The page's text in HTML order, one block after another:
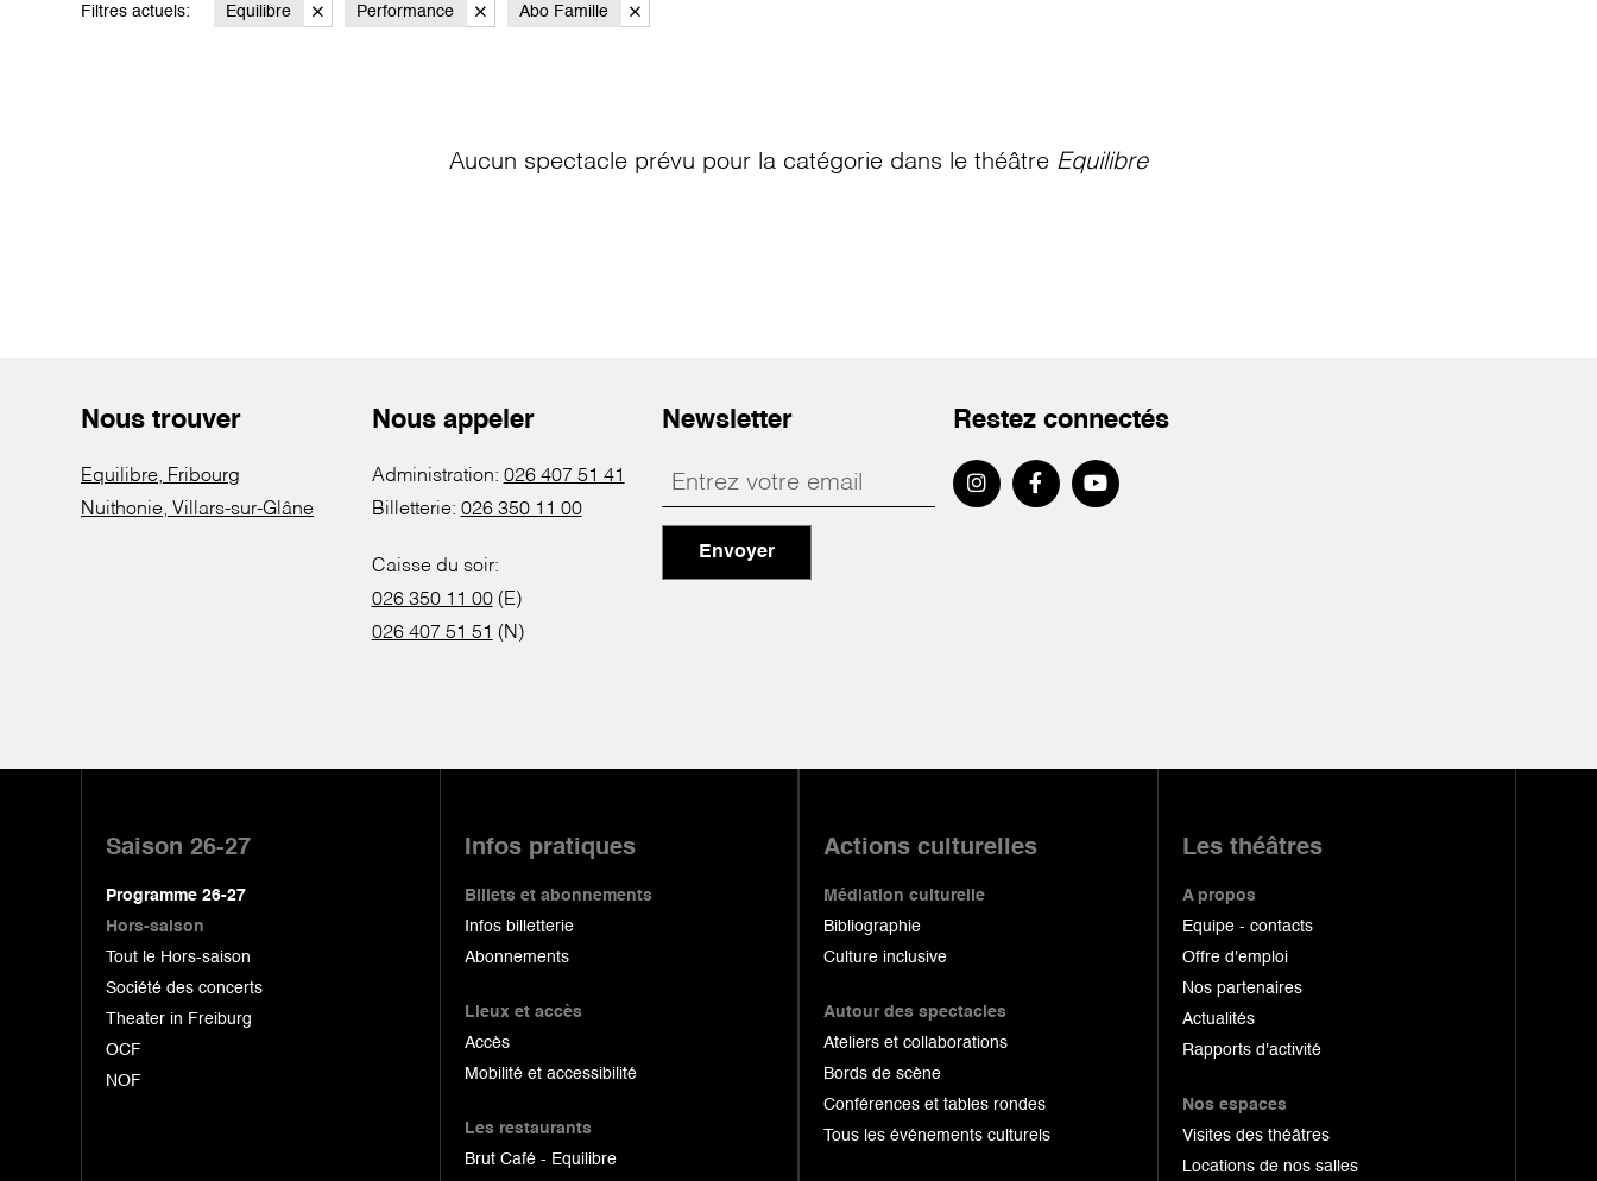
Filtres actuels: Equilibre Performance Abo Famille
Aucun spectacle prévu pour la catégorie dans le théâtre Equilibre
Nous trouver
Equilibre, Fribourg
Nuithonie, Villars-sur-Glâne
Nous appeler
Administration: 026 407 51 41
Billetterie: 026 350 11 00
Caisse du soir:
026 350 11 00(E)
026 407 51 51 (N)
Newsletter
Envoyer
Restez connectés
Saison 26-27
Programme 26-27
Hors-saison
Tout le Hors-saison
Société des concerts
Theater in Freiburg
OCF
NOF
Infos pratiques
Billets et abonnements
Infos billetterie
Abonnements
Lieux et accès
Accès
Mobilité et accessibilité
Les restaurants
Brut Café - Equilibre
Actions culturelles
Médiation culturelle
Bibliographie
Culture inclusive
Autour des spectacles
Ateliers et collaborations
Bords de scène
Conférences et tables rondes
Tous les événements culturels
Les théâtres
A propos
Equipe - contacts
Offre d'emploi
Nos partenaires
Actualités
Rapports d'activité
Nos espaces
Visites des théâtres
Locations de nos salles